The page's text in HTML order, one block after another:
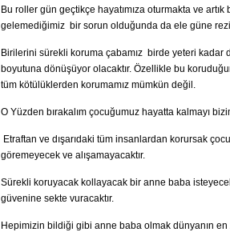
Bu roller gün geçtikçe hayatımıza oturmakta ve
gelemediğimiz bir sorun olduğunda da ele güne
Birilerini sürekli koruma çabamız birde yeteri kadar
boyutuna dönüşüyor olacaktır. Özellikle bu
tüm kötülüklerden korumamız mümkün değil.
O Yüzden bırakalım çocuğumuz hayatta kalmayı
Etraftan ve dışarıdaki tüm insanlardan korursak
göremeyecek ve alışamayacaktır.
Sürekli koruyacak kollayacak bir anne baba
güvenine sekte vuracaktır.
Hepimizin bildiği gibi anne baba olmak dünyanın